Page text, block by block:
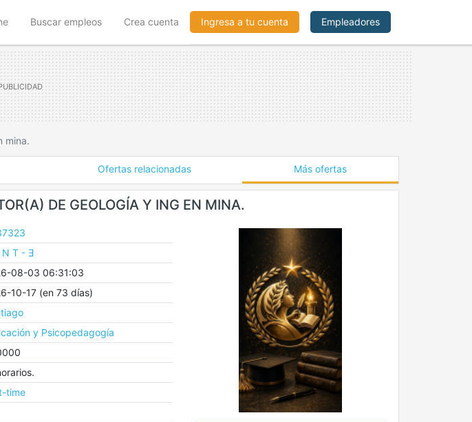
(current)Buscar empleos Crea cuenta Ingresa a tu cuenta Empleadores
mina.
Ofertas relacionadas Más ofertas
DE GEOLOGÍA Y ING EN MINA.
N T - Ǝ
08-03 06:31:03
10-17 (en 73 días)
y Psicopedagogía
time